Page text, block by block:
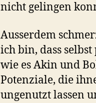
nicht gelingen
Ausserdem
ich bin, dass
wie es Akin und
Potenziale, die
ungenutzt lassen